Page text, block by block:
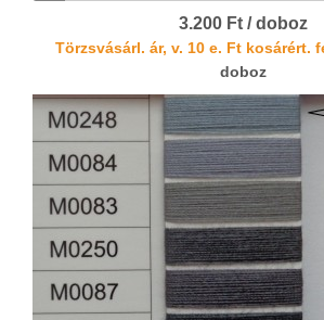
3.200 Ft / doboz
Törzsvásárl. ár, v. 10 e. Ft kosárért.
doboz